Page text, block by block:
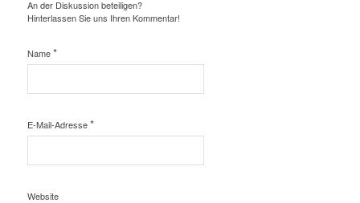
An der Diskussion beteiligen?
Hinterlassen Sie uns Ihren Kommentar!
Name*
E-Mail-Adresse*
Website